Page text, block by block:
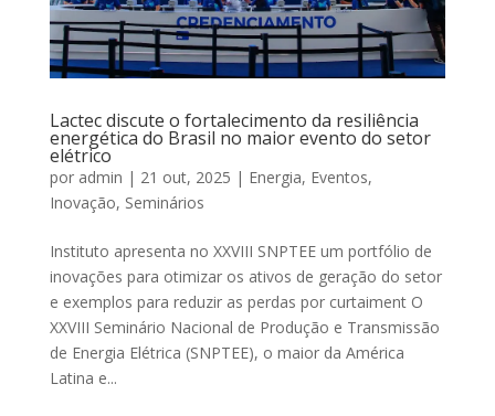
Lactec discute o fortalecimento da resiliência
energética do Brasil no maior evento do setor
elétrico
por admin | 21 out, 2025 | Energia, Eventos,
Inovação, Seminários
Instituto apresenta no XXVIII SNPTEE um portfólio de
inovações para otimizar os ativos de geração do setor
e exemplos para reduzir as perdas por curtaiment O
XXVIII Seminário Nacional de Produção e Transmissão
de Energia Elétrica (SNPTEE), o maior da América
Latina e...